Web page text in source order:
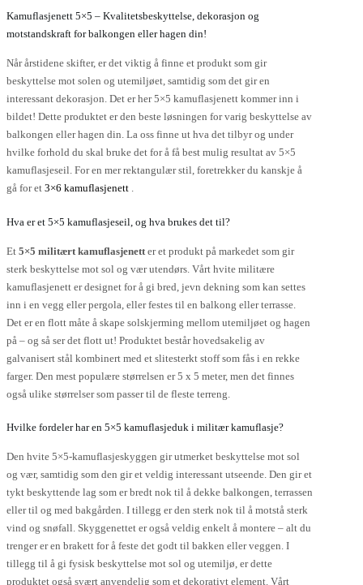
Kamuflasjenett 5×5 – Kvalitetsbeskyttelse, dekorasjon og
motstandskraft for balkongen eller hagen din!
Når årstidene skifter, er det viktig å finne et produkt som gir
beskyttelse mot solen og utemiljøet, samtidig som det gir en
interessant dekorasjon. Det er her 5×5 kamuflasjenett kommer inn i
bildet! Dette produktet er den beste løsningen for varig beskyttelse av
balkongen eller hagen din. La oss finne ut hva det tilbyr og under
hvilke forhold du skal bruke det for å få best mulig resultat av 5×5
kamuflasjeseil. For en mer rektangulær stil, foretrekker du kanskje å
gå for et 3×6 kamuflasjenett .
Hva er et 5×5 kamuflasjeseil, og hva brukes det til?
Et 5×5 militært kamuflasjenett er et produkt på markedet som gir
sterk beskyttelse mot sol og vær utendørs. Vårt hvite militære
kamuflasjenett er designet for å gi bred, jevn dekning som kan settes
inn i en vegg eller pergola, eller festes til en balkong eller terrasse.
Det er en flott måte å skape solskjerming mellom utemiljøet og hagen
på – og så ser det flott ut! Produktet består hovedsakelig av
galvanisert stål kombinert med et slitesterkt stoff som fås i en rekke
farger. Den mest populære størrelsen er 5 x 5 meter, men det finnes
også ulike størrelser som passer til de fleste terreng.
Hvilke fordeler har en 5×5 kamuflasjeduk i militær kamuflasje?
Den hvite 5×5-kamuflasjeskyggen gir utmerket beskyttelse mot sol
og vær, samtidig som den gir et veldig interessant utseende. Den gir et
tykt beskyttende lag som er bredt nok til å dekke balkongen, terrassen
eller til og med bakgården. I tillegg er den sterk nok til å motstå sterk
vind og snøfall. Skyggenettet er også veldig enkelt å montere – alt du
trenger er en brakett for å feste det godt til bakken eller veggen. I
tillegg til å gi fysisk beskyttelse mot sol og utemiljø, er dette
produktet også svært anvendelig som et dekorativt element. Vårt